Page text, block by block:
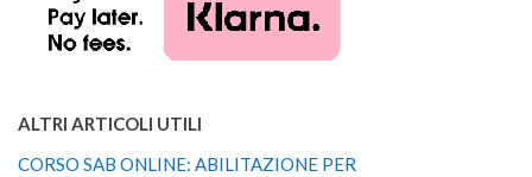
ALTRI ARTICOLI UTILI
CORSO SAB ONLINE: ABILITAZIONE PER